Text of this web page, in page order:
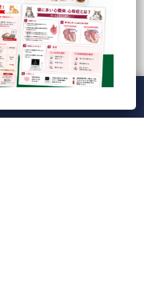
Tag Cloud
し穴を防ぐ！実践的ドット